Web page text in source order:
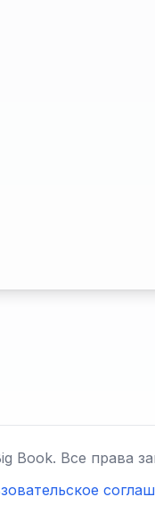
Book. Все права